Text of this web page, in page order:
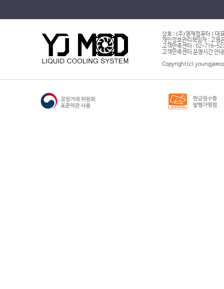
상호 : (주)영재컴퓨터 | 대
개인정보관리책임자 : 고영
고객만족센터 : 02-716-
고객만족센터 운영시간 안
Copyright(c)